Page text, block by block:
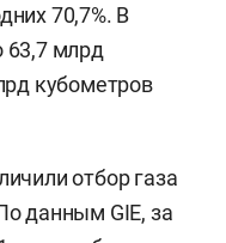
70,7%. В
63,7 млрд
кубометров
отбор газа
данным GIE, за